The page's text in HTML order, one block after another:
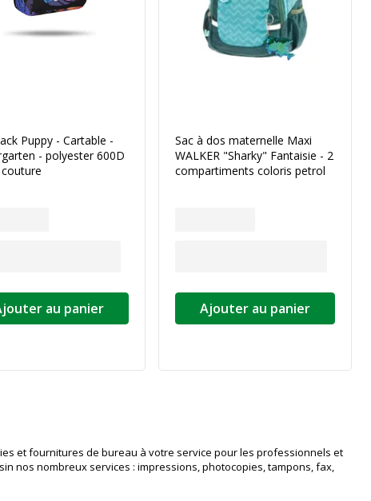
Puppy - Cartable -
- polyester 600D
au panier
Sac à dos maternelle Maxi
WALKER "Sharky" Fantaisie - 2
compartiments coloris petrol
Ajouter au panier
et fournitures de bureau à votre service pour les professionnels et
nos nombreux services : impressions, photocopies, tampons, fax,